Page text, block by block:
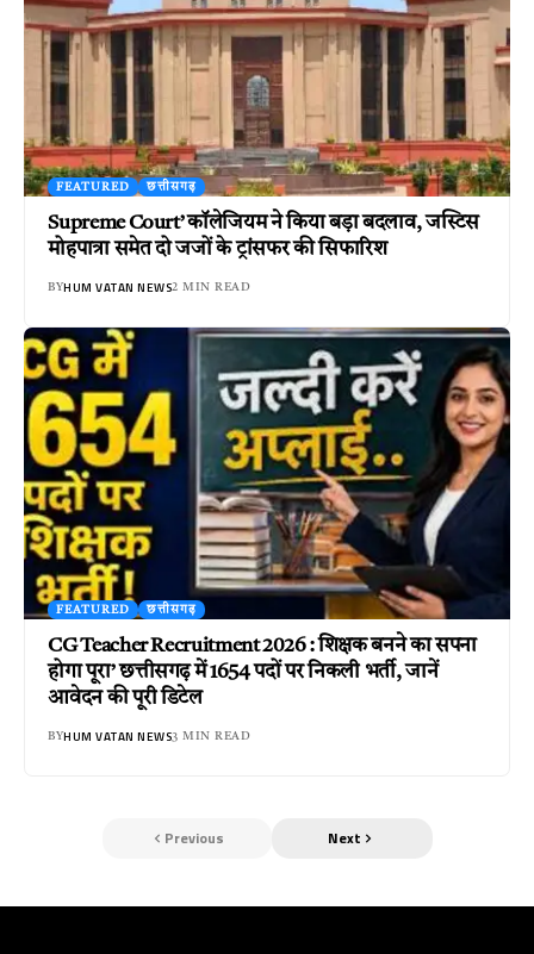
FEATURED छत्तीसगढ़
Supreme Court’ कॉलेजियम ने किया बड़ा बदलाव, जस्टिस
मोहपात्रा समेत दो जजों के ट्रांसफर की सिफारिश
BYHUM VATAN NEWS2 MIN READ
FEATURED छत्तीसगढ़
CG Teacher Recruitment 2026 : शिक्षक बनने का सपना
होगा पूरा’ छत्तीसगढ़ में 1654 पदों पर निकली भर्ती, जानें
आवेदन की पूरी डिटेल
BYHUM VATAN NEWS3 MIN READ
Previous Next